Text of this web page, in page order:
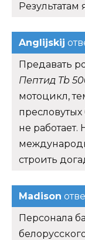
Результатам
Anglijskij
Предавать
Пептид Tb
мотоцикл,
не
строить
Madison
Персонала